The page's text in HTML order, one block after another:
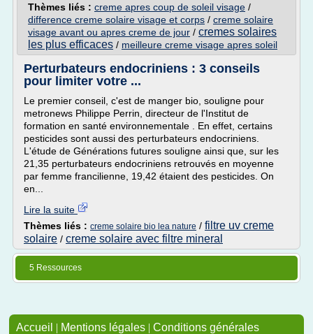
Thèmes liés : creme apres coup de soleil visage /
difference creme solaire visage et corps / creme solaire
visage avant ou apres creme de jour / cremes solaires
les plus efficaces / meilleure creme visage apres soleil
Perturbateurs endocriniens : 3 conseils
pour limiter votre ...
Le premier conseil, c'est de manger bio, souligne pour
metronews Philippe Perrin, directeur de l'Institut de
formation en santé environnementale . En effet, certains
pesticides sont aussi des perturbateurs endocriniens.
L'étude de Générations futures souligne ainsi que, sur les
21,35 perturbateurs endocriniens retrouvés en moyenne
par femme francilienne, 19,42 étaient des pesticides. On
en...
Lire la suite
Thèmes liés : creme solaire bio lea nature / filtre uv creme
solaire / creme solaire avec filtre mineral
5 Ressources
Accueil | Mentions légales | Conditions générales